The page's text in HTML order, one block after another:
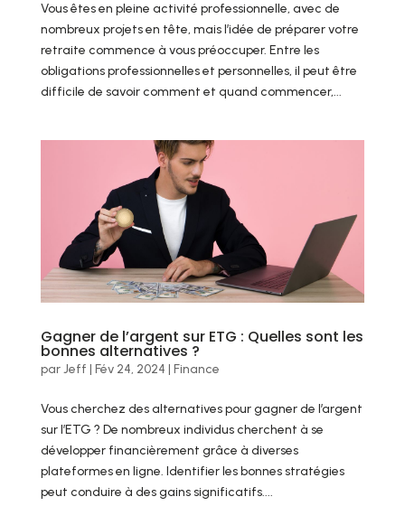
Vous êtes en pleine activité professionnelle, avec de
nombreux projets en tête, mais l’idée de préparer votre
retraite commence à vous préoccuper. Entre les
obligations professionnelles et personnelles, il peut être
difficile de savoir comment et quand commencer,...
Gagner de l’argent sur ETG : Quelles sont les
bonnes alternatives ?
parJeff | Fév 24, 2024 | Finance
Vous cherchez des alternatives pour gagner de l’argent
sur l’ETG ? De nombreux individus cherchent à se
développer financièrement grâce à diverses
plateformes en ligne. Identifier les bonnes stratégies
peut conduire à des gains significatifs....